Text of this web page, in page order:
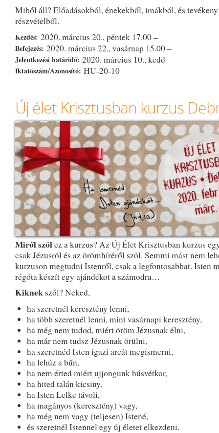
Miből áll? Előadásokból, énekekből, imákból, és tevékeny
részvételből.
Kezdés: 2020. március 20., péntek 17.00 –
Befejezés: 2020. március 22., vasárnap 15.00 –
Jelentkezési határidő: 2020. március 10., kedd
Iktatószám/Azonosító: HU-20-10
Új élet Krisztusban kurzus
Miről szólez a kurzus? Az Új Élet Krisztusban kurzus
csak Jézusról és az örömhíréről szól. Semmi mást nem
kurzuson megtudni Istenről, csak a legfontosabbat. Isten
régóta készít egy ajándékot a számodra…
Kiknekszól? Neked,
ha szeretnél keresztény lenni,
ha több szeretnél lenni, mint vasárnapi keresztény,
ha még nem tudod, miért öröm Jézusnak élni,
ha már nem tudsz Jézusnak örülni,
ha szeretnéd Isten igazi arcát megismerni,
ha lehúz a bűn,
ha nem érted miért ujjongunk húsvétkor,
ha hited talán kicsiny,
ha Isten Lelke távoli,
ha magányos (keresztény) vagy,
ha még nem vagy (teljesen) Istené,
és szeretnél Istennel egy új életet elkezdeni.